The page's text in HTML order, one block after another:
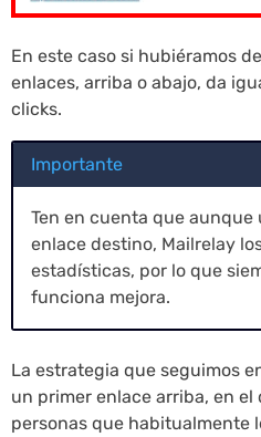
En este caso si hubiéramos
enlaces, arriba o abajo, da
clicks.
Importante
Ten en cuenta que aunque
enlace destino, Mailrelay
estadísticas, por lo que
funciona mejora.
La estrategia que seguimos
un primer enlace arriba, en
personas que habitualmente